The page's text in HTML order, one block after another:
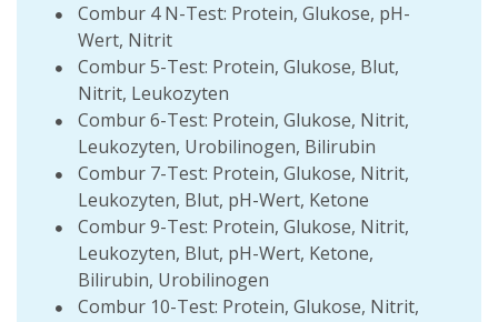
Combur 4 N-Test: Protein, Glukose, pH-
Wert, Nitrit
Combur 5-Test: Protein, Glukose, Blut,
Nitrit, Leukozyten
Combur 6-Test: Protein, Glukose, Nitrit,
Leukozyten, Urobilinogen, Bilirubin
Combur 7-Test: Protein, Glukose, Nitrit,
Leukozyten, Blut, pH-Wert, Ketone
Combur 9-Test: Protein, Glukose, Nitrit,
Leukozyten, Blut, pH-Wert, Ketone,
Bilirubin, Urobilinogen
Combur 10-Test: Protein, Glukose, Nitrit,